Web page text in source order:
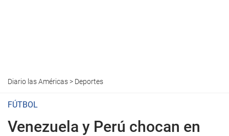
Diario las Américas> Deportes
FÚTBOL
Venezuela y Perú chocan en